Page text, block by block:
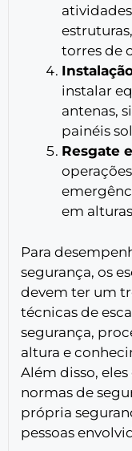
torres de
instalar
antenas,
painéis
Resgate
em
Para
segurança, os
devem ter um
técnicas de
segurança,
altura e
Além disso,
normas de
própria
pessoas